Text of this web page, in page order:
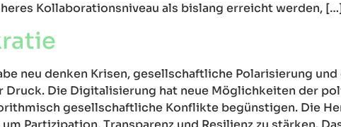
Kollaborationsniveau als bislang erreicht werden,
neu denken Krisen, gesellschaftliche Polarisierung
Druck. Die Digitalisierung hat neue Möglichkeiten der
gesellschaftliche Konflikte begünstigen. Die